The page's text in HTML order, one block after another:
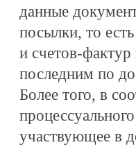
данные
посылки, то
и счетов-фактур
последним по
Более того, в
участвующее в